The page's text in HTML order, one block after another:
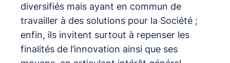
diversifiés mais ayant en commun de
travailler à des solutions pour la Société ;
enfin, ils invitent surtout à repenser les
finalités de l’innovation ainsi que ses